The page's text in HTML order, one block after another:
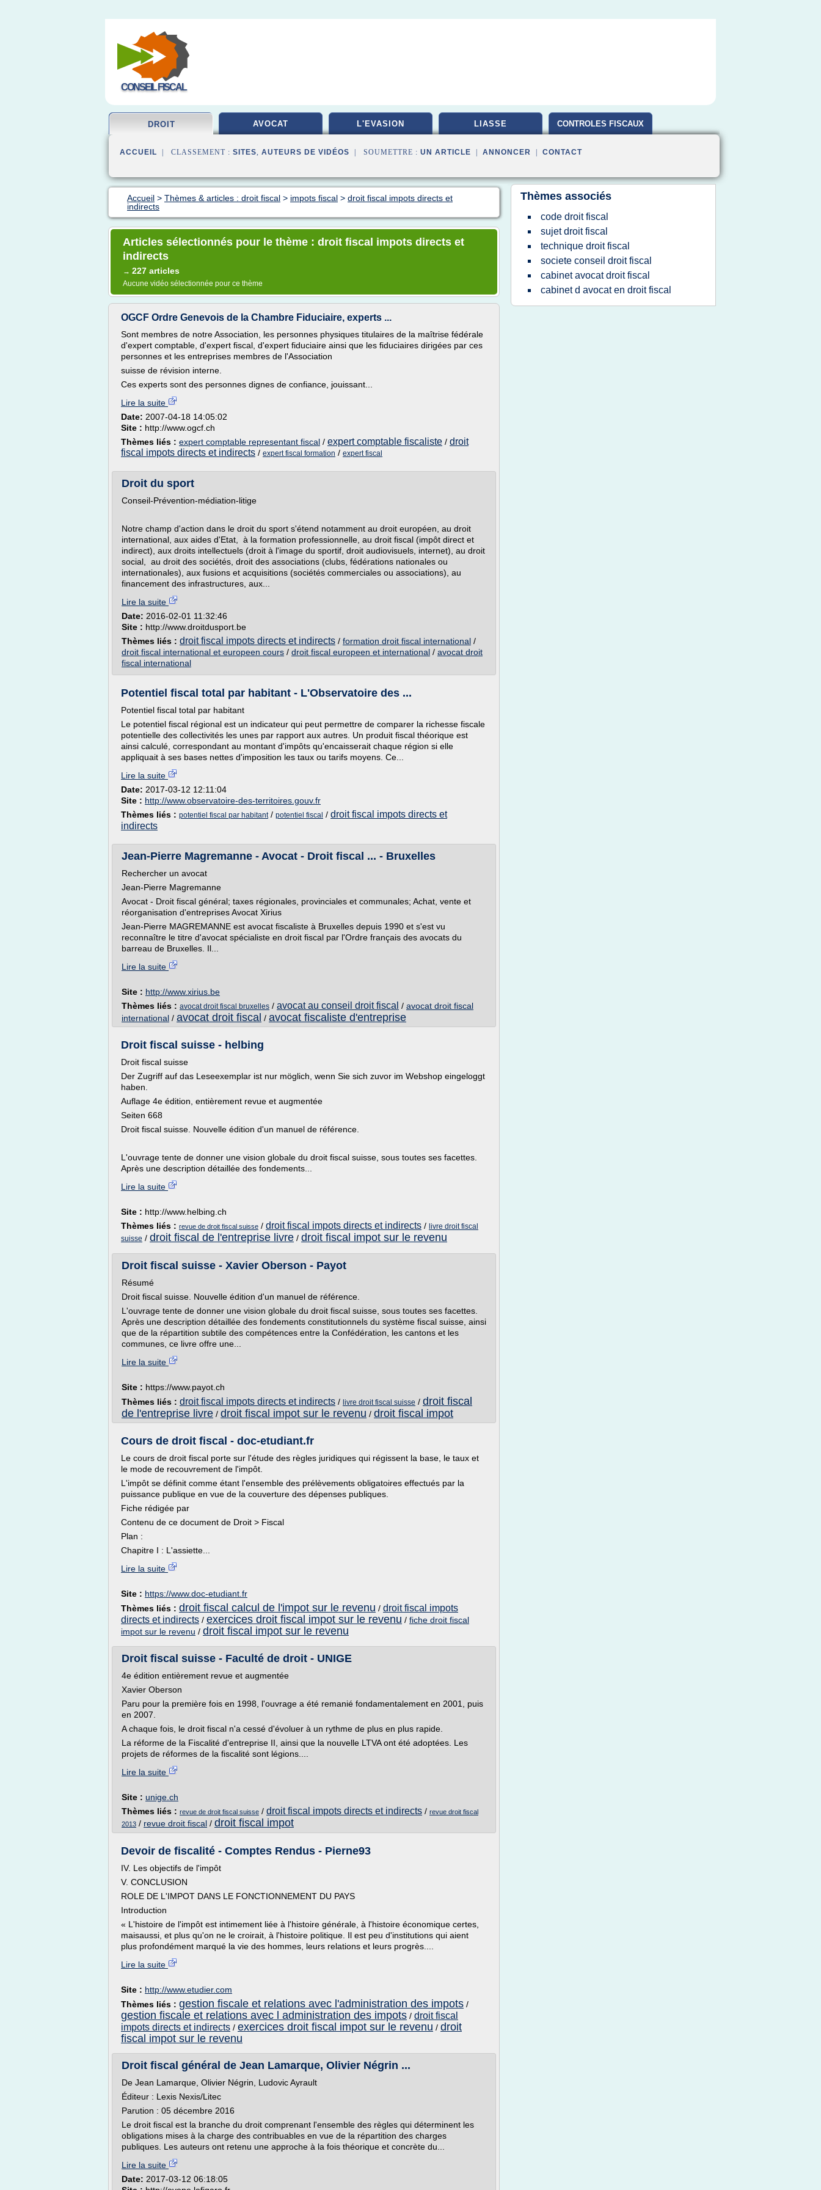
CONSEIL FISCAL
DROIT AVOCAT L'EVASION LIASSE CONTROLES FISCAUX
ACCUEIL | CLASSEMENT : SITES, AUTEURS DE VIDÉOS | SOUMETTRE : UN ARTICLE ANNONCER CONTACT
Accueil > Thèmes & articles : droit fiscal > impots fiscal > droit fiscal impots directs et
indirects
Articles sélectionnés pour le thème : droit fiscal impots directs et
indirects
→ 227 articles
Aucune vidéo sélectionnée pour ce thème
OGCF Ordre Genevois de la Chambre Fiduciaire, experts ...
Sont membres de notre Association, les personnes physiques titulaires de la maîtrise fédérale
d'expert comptable, d'expert fiscal, d'expert fiduciaire ainsi que les fiduciaires dirigées par ces
personnes et les entreprises membres de l'Association
suisse de révision interne.
Ces experts sont des personnes dignes de confiance, jouissant...
Lire la suite
Date: 2007-04-18 14:05:02
Site : http://www.ogcf.ch
Thèmes liés : expert comptable representant fiscal / expert comptable fiscaliste / droit
fiscal impots directs et indirects / expert fiscal formation / expert fiscal
Droit du sport
Conseil-Prévention-médiation-litige
Notre champ d'action dans le droit du sport s'étend notamment au droit européen, au droit
international, aux aides d'Etat, à la formation professionnelle, au droit fiscal (impôt direct et
indirect), aux droits intellectuels (droit à l'image du sportif, droit audiovisuels, internet), au droit
social, au droit des sociétés, droit des associations (clubs, fédérations nationales ou
internationales), aux fusions et acquisitions (sociétés commerciales ou associations), au
financement des infrastructures, aux...
Lire la suite
Date: 2016-02-01 11:32:46
Site : http://www.droitdusport.be
Thèmes liés : droit fiscal impots directs et indirects / formation droit fiscal international /
droit fiscal international et europeen cours / droit fiscal europeen et international / avocat droit
fiscal international
Potentiel fiscal total par habitant - L'Observatoire des ...
Potentiel fiscal total par habitant
Le potentiel fiscal régional est un indicateur qui peut permettre de comparer la richesse fiscale
potentielle des collectivités les unes par rapport aux autres. Un produit fiscal théorique est
ainsi calculé, correspondant au montant d'impôts qu'encaisserait chaque région si elle
appliquait à ses bases nettes d'imposition les taux ou tarifs moyens. Ce...
Lire la suite
Date: 2017-03-12 12:11:04
Site : http://www.observatoire-des-territoires.gouv.fr
Thèmes liés : potentiel fiscal par habitant/ potentiel fiscal / droit fiscal impots directs et
indirects
Jean-Pierre Magremanne - Avocat - Droit fiscal ... - Bruxelles
Rechercher un avocat
Jean-Pierre Magremanne
Avocat - Droit fiscal général; taxes régionales, provinciales et communales; Achat, vente et
réorganisation d'entreprises Avocat Xirius
Jean-Pierre MAGREMANNE est avocat fiscaliste à Bruxelles depuis 1990 et s'est vu
reconnaître le titre d'avocat spécialiste en droit fiscal par l'Ordre français des avocats du
barreau de Bruxelles. Il...
Lire la suite
Site : http://www.xirius.be
Thèmes liés : avocat droit fiscal bruxelles / avocat au conseil droit fiscal / avocat droit fiscal
international / avocat droit fiscal / avocat fiscaliste d'entreprise
Droit fiscal suisse - helbing
Droit fiscal suisse
Der Zugriff auf das Leseexemplar ist nur möglich, wenn Sie sich zuvor im Webshop eingeloggt
haben.
Auflage 4e édition, entièrement revue et augmentée
Seiten 668
Droit fiscal suisse. Nouvelle édition d'un manuel de référence.
L'ouvrage tente de donner une vision globale du droit fiscal suisse, sous toutes ses facettes.
Après une description détaillée des fondements...
Lire la suite
Site : http://www.helbing.ch
Thèmes liés : revue de droit fiscal suisse / droit fiscal impots directs et indirects / livre droit fiscal
suisse / droit fiscal de l'entreprise livre / droit fiscal impot sur le revenu
Droit fiscal suisse - Xavier Oberson - Payot
Résumé
Droit fiscal suisse. Nouvelle édition d'un manuel de référence.
L'ouvrage tente de donner une vision globale du droit fiscal suisse, sous toutes ses facettes.
Après une description détaillée des fondements constitutionnels du système fiscal suisse, ainsi
que de la répartition subtile des compétences entre la Confédération, les cantons et les
communes, ce livre offre une...
Lire la suite
Site : https://www.payot.ch
Thèmes liés : droit fiscal impots directs et indirects / livre droit fiscal suisse / droit fiscal
de l'entreprise livre / droit fiscal impot sur le revenu / droit fiscal impot
Cours de droit fiscal - doc-etudiant.fr
Le cours de droit fiscal porte sur l'étude des règles juridiques qui régissent la base, le taux et
le mode de recouvrement de l'impôt.
L'impôt se définit comme étant l'ensemble des prélèvements obligatoires effectués par la
puissance publique en vue de la couverture des dépenses publiques.
Fiche rédigée par
Contenu de ce document de Droit > Fiscal
Plan :
Chapitre I : L'assiette...
Lire la suite
Site : https://www.doc-etudiant.fr
Thèmes liés : droit fiscal calcul de l'impot sur le revenu / droit fiscal impots
directs et indirects / exercices droit fiscal impot sur le revenu / fiche droit fiscal
impot sur le revenu / droit fiscal impot sur le revenu
Droit fiscal suisse - Faculté de droit - UNIGE
4e édition entièrement revue et augmentée
Xavier Oberson
Paru pour la première fois en 1998, l'ouvrage a été remanié fondamentalement en 2001, puis
en 2007.
A chaque fois, le droit fiscal n'a cessé d'évoluer à un rythme de plus en plus rapide.
La réforme de la Fiscalité d'entreprise II, ainsi que la nouvelle LTVA ont été adoptées. Les
projets de réformes de la fiscalité sont légions....
Lire la suite
Site : unige.ch
Thèmes liés : revue de droit fiscal suisse / droit fiscal impots directs et indirects / revue droit fiscal
2013 / revue droit fiscal / droit fiscal impot
Devoir de fiscalité - Comptes Rendus - Pierne93
IV. Les objectifs de l'impôt
V. CONCLUSION
ROLE DE L'IMPOT DANS LE FONCTIONNEMENT DU PAYS
Introduction
« L'histoire de l'impôt est intimement liée à l'histoire générale, à l'histoire économique certes,
maisaussi, et plus qu'on ne le croirait, à l'histoire politique. Il est peu d'institutions qui aient
plus profondément marqué la vie des hommes, leurs relations et leurs progrès....
Lire la suite
Site : http://www.etudier.com
Thèmes liés : gestion fiscale et relations avec l'administration des impots /
gestion fiscale et relations avec l administration des impots / droit fiscal
impots directs et indirects / exercices droit fiscal impot sur le revenu / droit
fiscal impot sur le revenu
Droit fiscal général de Jean Lamarque, Olivier Négrin ...
De Jean Lamarque, Olivier Négrin, Ludovic Ayrault
Éditeur : Lexis Nexis/Litec
Parution : 05 décembre 2016
Le droit fiscal est la branche du droit comprenant l'ensemble des règles qui déterminent les
obligations mises à la charge des contribuables en vue de la répartition des charges
publiques. Les auteurs ont retenu une approche à la fois théorique et concrète du...
Lire la suite
Date: 2017-03-12 06:18:05
Thèmes associés
code droit fiscal
sujet droit fiscal
technique droit fiscal
societe conseil droit fiscal
cabinet avocat droit fiscal
cabinet d avocat en droit fiscal